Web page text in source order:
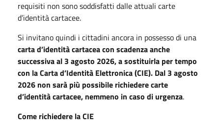
requisiti non sono soddisfatti dalle attuali carte
d’identità cartacee.
Si invitano quindi i cittadini ancora in possesso di una
carta d’identità cartacea con scadenza anche
successiva al 3 agosto 2026, a sostituirla per tempo
con la Carta d’Identità Elettronica (CIE). Dal 3 agosto
2026 non sarà più possibile richiedere carte
d’identità cartacee, nemmeno in caso di urgenza.
Come richiedere la CIE